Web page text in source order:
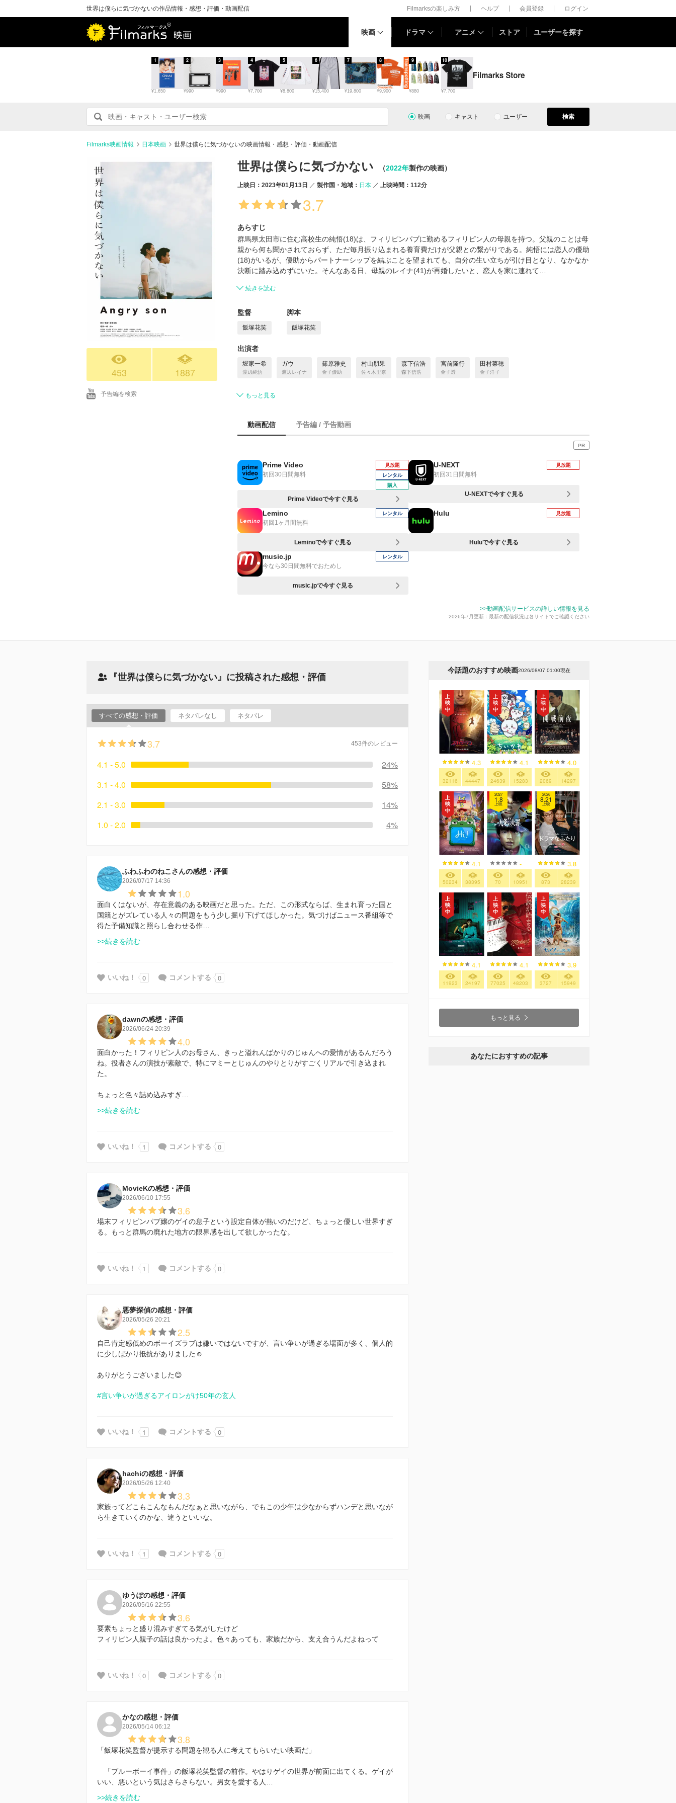
世界は僕らに気づかないの作品情報・感想・評価・動画配信 Filmarksの楽しみ方 ヘルプ 会員登録 ログイン
映画 映画 ドラマ アニメ ストア ユーザーを探す
¥1,650
1
¥990
2
¥990
3
¥7,700
4
¥8,800
5
¥15,400
6
¥19,800
7
¥9,900
8
¥880
9
¥7,700
10
映画 キャスト ユーザー 検索
Filmarks映画情報 日本映画 世界は僕らに気づかないの映画情報・感想・評価・動画配信
453 1887
予告編を検索
世界は僕らに気づかない （2022年製作の映画）
上映日：2023年01月13日 製作国・地域： 日本 上映時間：112分
3.7
あらすじ
群⾺県太⽥市に住む⾼校⽣の純悟(18)は、フィリピンパブに勤めるフィリピン⼈の⺟親を持つ。⽗親のことは⺟
親から何も聞かされておらず、ただ毎⽉振り込まれる養育費だけが⽗親との繋がりである。純悟には恋⼈の優助
(18)がいるが、優助からパートナーシップを結ぶことを望まれても、⾃分の⽣い⽴ちが引け⽬となり、なかなか
決断に踏み込めずにいた。そんなある⽇、⺟親のレイナ(41)が再婚したいと、恋⼈を家に連れて…
続きを読む
監督
飯塚花笑
脚本
飯塚花笑
出演者
堀家一希
渡辺純悟
ガウ
渡辺レイナ
篠原雅史
金子優助
村⼭朋果
佐々木里奈
森下信浩
森下信浩
宮前隆⾏
金子透
⽥村菜穂
金子洋子
もっと見る
動画配信 予告編 / 予告動画
PR
Prime Video
初回30日間無料
見放題
レンタル
購入
Prime Videoで今すぐ見る
U-NEXT
初回31日間無料
見放題
U-NEXTで今すぐ見る
Lemino
初回1ヶ月間無料
レンタル
Leminoで今すぐ見る
Hulu 見放題
Huluで今すぐ見る
music.jp
今なら30日間無料でおためし
レンタル
music.jpで今すぐ見る
>>動画配信サービスの詳しい情報を見る
2026年7月更新：最新の配信状況は各サイトでご確認ください
『世界は僕らに気づかない』に投稿された感想・評価
すべての感想・評価 ネタバレなし ネタバレ
3.7 453件のレビュー
4.1 - 5.0
24%
3.1 - 4.0
58%
2.1 - 3.0
14%
1.0 - 2.0
4%
ふわふわのねこさんの感想・評価
2026/07/17 14:36
1.0
面白くはないが、存在意義のある映画だと思った。ただ、この形式ならば、生まれ育った国と
国籍とがズレている人々の問題をもう少し掘り下げてほしかった。気づけばニュース番組等で
得た予備知識と照らし合わせる作…
>>続きを読む
いいね！ 0 コメントする 0
dawnの感想・評価
2026/06/24 20:39
4.0
面白かった！フィリピン人のお母さん、きっと溢れんばかりのじゅんへの愛情があるんだろう
ね。役者さんの演技が素敵で、特にマミーとじゅんのやりとりがすごくリアルで引き込まれ
た。
ちょっと色々詰め込みすぎ…
>>続きを読む
いいね！ 1 コメントする 0
MovieKの感想・評価
2026/06/10 17:55
3.6
場末フィリピンパブ嬢のゲイの息子という設定自体が熱いのだけど、ちょっと優しい世界すぎ
る。もっと群馬の廃れた地方の限界感を出して欲しかったな。
いいね！ 1 コメントする 0
悪夢探偵の感想・評価
2026/05/26 20:21
2.5
自己肯定感低めのボーイズラブは嫌いではないですが、言い争いが過ぎる場面が多く、個人的
に少しばかり抵抗がありました☺️
ありがとうございました😊
#言い争いが過ぎるアイロンがけ50年の玄人
いいね！ 1 コメントする 0
hachiの感想・評価
2026/05/26 12:40
3.3
家族ってどこもこんなもんだなぁと思いながら、でもこの少年は少なからずハンデと思いなが
ら生きていくのかな、違うといいな。
いいね！ 1 コメントする 0
ゆうぽの感想・評価
2026/05/16 22:55
3.6
要素ちょっと盛り混みすぎてる気がしたけど
フィリピン人親子の話は良かったよ。色々あっても、家族だから、支え合うんだよねって
いいね！ 0 コメントする 0
かなの感想・評価
2026/05/14 06:12
3.8
「飯塚花笑監督が提示する問題を観る人に考えてもらいたい映画だ」
「ブルーボーイ事件」の飯塚花笑監督の前作。やはりゲイの世界が前面に出てくる。ゲイが
いい、悪いという気はさらさらない。男女を愛する人…
>>続きを読む
今話題のおすすめ映画2026/08/07 01:00現在
4.3
32116 44447
4.1
24639 15283
4.0
2069 14297
4.1
50234 38395
2027
1.8
上映
-
70 10951
2026
8.21
上映
3.8
873 28239
4.1
11923 24197
4.1
77025 48203
3.9
3727 15949
もっと見る
あなたにおすすめの記事